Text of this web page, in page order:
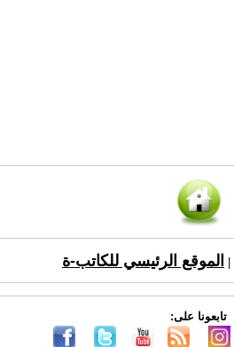
الموقع الرئيسي للكاتب-ة
تابعونا على: